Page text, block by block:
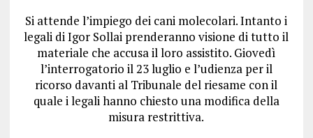
Si attende l’impiego dei cani molecolari. Intanto i
legali di Igor Sollai prenderanno visione di tutto il
materiale che accusa il loro assistito. Giovedì
l’interrogatorio il 23 luglio e l’udienza per il
ricorso davanti al Tribunale del riesame con il
quale i legali hanno chiesto una modifica della
misura restrittiva.